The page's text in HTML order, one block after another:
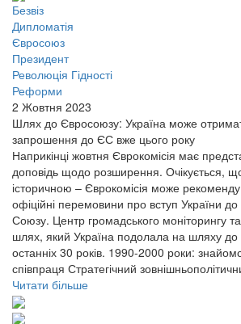
Безвіз
Дипломатія
Євросоюз
Президент
Революція Гідності
Реформи
2 Жовтня 2023
Шлях до Євросоюзу: Україна може
запрошення до ЄС вже цього року
Наприкінці жовтня Єврокомісія має
доповідь щодо розширення. Очікується,
історичною – Єврокомісія може
офіційні перемовини про вступ України
Союзу. Центр громадського моніторингу
шлях, який Україна подолала на шляху
останніх 30 років. 1990-2000 роки:
співпраця Стратегічний
Читати більше